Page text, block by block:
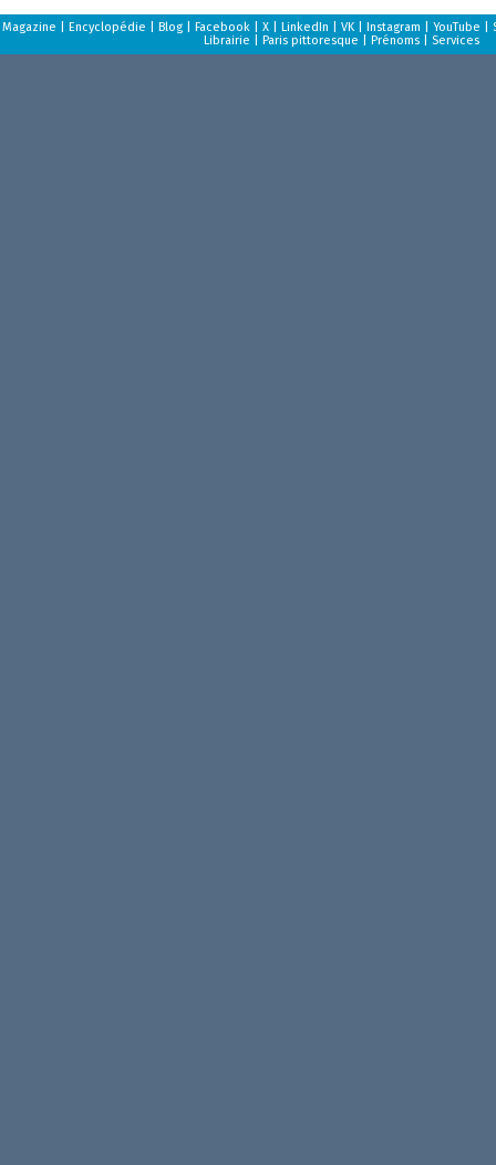
Magazine Encyclopédie Blog| Facebook| X| LinkedIn VK| Instagram YouTube
Librairie
Paris pittoresque Prénoms| Services